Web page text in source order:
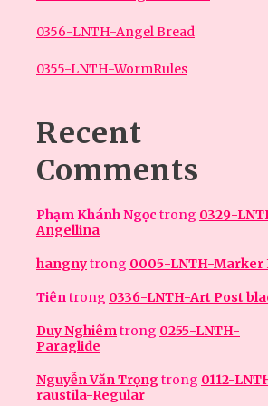
0356-LNTH-Angel Bread
0355-LNTH-WormRules
Recent
Comments
Phạm Khánh Ngọc trong 0329-
Angellina
hangnytrong 0005-LNTH-Marker
Tiêntrong 0336-LNTH-Art Post
Duy Nghiêmtrong 0255-LNTH-
Paraglide
Nguyễn Văn Trọngtrong 0112-
raustila-Regular